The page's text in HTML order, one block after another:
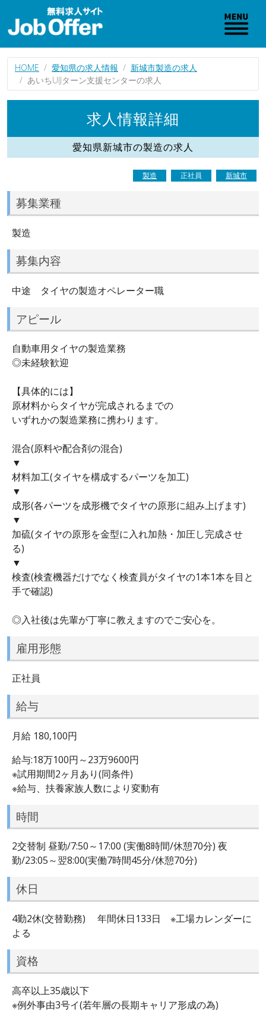
HOME 愛知県の求人情報
新城市製造の求人
あいちUIJターン支援センターの求人
求人情報詳細
愛知県新城市の製造の求人
製造 正社員 新城市
募集業種
製造
募集内容
中途 タイヤの製造オペレーター職
アピール
自動車用タイヤの製造業務
◎未経験歓迎
【具体的には】
原材料からタイヤが完成されるまでの
いずれかの製造業務に携わります。
混合(原料や配合剤の混合)
▼
材料加工(タイヤを構成するパーツを加工)
▼
成形(各パーツを成形機でタイヤの原形に組み上げます)
▼
加硫(タイヤの原形を金型に入れ加熱・加圧し完成させ
る)
▼
検査(検査機器だけでなく検査員がタイヤの1本1本を目と
手で確認)
◎入社後は先輩が丁寧に教えますのでご安心を。
雇用形態
正社員
給与
月給 180,100円
給与:18万100円～23万9600円
※試用期間2ヶ月あり(同条件)
※給与、扶養家族人数により変動有
時間
2交替制 昼勤/7:50～17:00 (実働8時間/休憩70分) 夜
勤/23:05～翌8:00(実働7時間45分/休憩70分)
休日
4勤2休(交替勤務) 年間休日133日 ※工場カレンダーに
よる
資格
高卒以上35歳以下
※例外事由3号イ(若年層の長期キャリア形成の為)